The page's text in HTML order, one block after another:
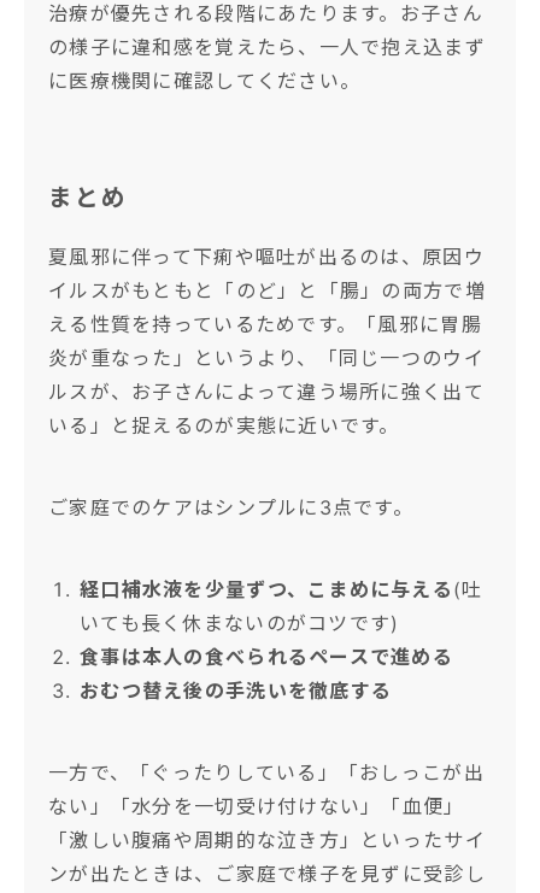
治療が優先される段階にあたります。お子さん
の様子に違和感を覚えたら、一人で抱え込まず
に医療機関に確認してください。
まとめ
夏風邪に伴って下痢や嘔吐が出るのは、原因ウ
イルスがもともと「のど」と「腸」の両方で増
える性質を持っているためです。「風邪に胃腸
炎が重なった」というより、「同じ一つのウイ
ルスが、お子さんによって違う場所に強く出て
いる」と捉えるのが実態に近いです。
ご家庭でのケアはシンプルに3点です。
経口補水液を少量ずつ、こまめに与える (吐
いても長く休まないのがコツです)
食事は本人の食べられるペースで進める
おむつ替え後の手洗いを徹底する
一方で、「ぐったりしている」「おしっこが出
ない」「水分を一切受け付けない」「血便」
「激しい腹痛や周期的な泣き方」といったサイ
ンが出たときは、ご家庭で様子を見ずに受診し